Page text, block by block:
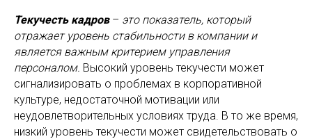
Текучесть кадров– это показатель, который
отражает уровень стабильности в компании и
является важным критерием управления
персоналом. Высокий уровень текучести может
сигнализировать о проблемах в корпоративной
культуре, недостаточной мотивации или
неудовлетворительных условиях труда. В то же время,
низкий уровень текучести может свидетельствовать о